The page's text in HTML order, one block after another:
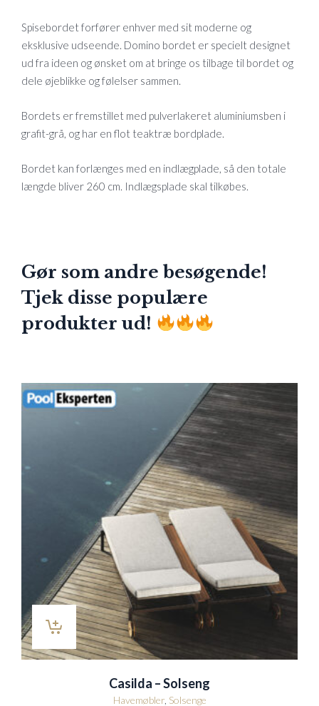
Spisebordet forfører enhver med sit moderne og
eksklusive udseende. Domino bordet er specielt designet
ud fra ideen og ønsket om at bringe os tilbage til bordet og
dele øjeblikke og følelser sammen.
Bordets er fremstillet med pulverlakeret aluminiumsben i
grafit-grå, og har en flot teaktræ bordplade.
Bordet kan forlænges med en indlægplade, så den totale
længde bliver 260 cm. Indlægsplade skal tilkøbes.
Gør som andre besøgende!
Tjek disse populære
produkter ud!
Casilda – Solseng
Havemøbler, Solsenge